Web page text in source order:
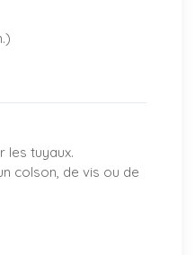
les tuyaux.
colson, de vis ou de